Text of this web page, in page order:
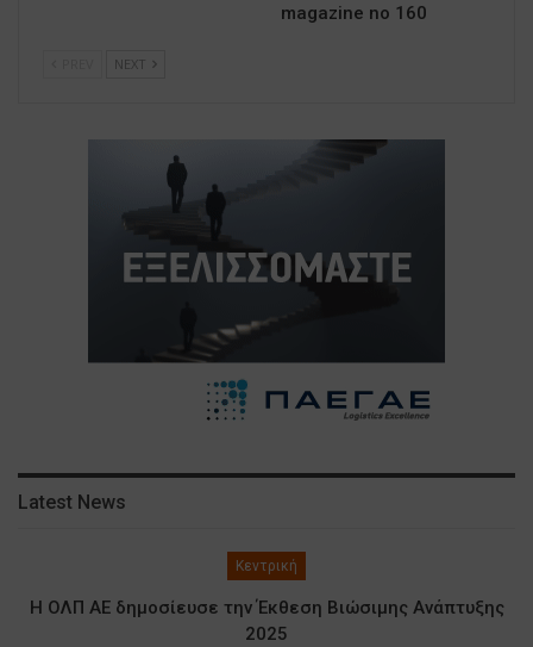
magazine no 160
NEXT
Latest News
Κεντρική
Η ΟΛΠ ΑΕ δημοσίευσε την Έκθεση Βιώσιμης Ανάπτυξης
2025